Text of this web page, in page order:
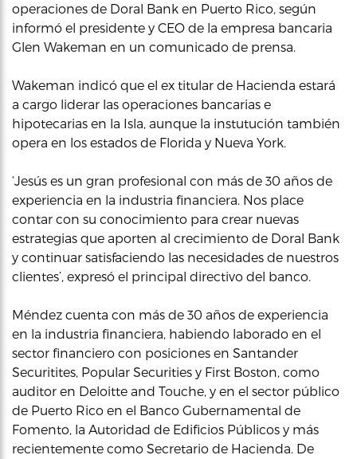
operaciones de Doral Bank en Puerto Rico, según
informó el presidente y CEO de la empresa bancaria
Glen Wakeman en un comunicado de prensa.
Wakeman indicó que el ex titular de Hacienda estará
a cargo liderar las operaciones bancarias e
hipotecarias en la Isla, aunque la instutución también
opera en los estados de Florida y Nueva York.
‘Jesús es un gran profesional con más de 30 años de
experiencia en la industria financiera. Nos place
contar con su conocimiento para crear nuevas
estrategias que aporten al crecimiento de Doral Bank
y continuar satisfaciendo las necesidades de nuestros
clientes’, expresó el principal directivo del banco.
Méndez cuenta con más de 30 años de experiencia
en la industria financiera, habiendo laborado en el
sector financiero con posiciones en Santander
Securitites, Popular Securities y First Boston, como
auditor en Deloitte and Touche, y en el sector público
de Puerto Rico en el Banco Gubernamental de
Fomento, la Autoridad de Edificios Públicos y más
recientemente como Secretario de Hacienda. De